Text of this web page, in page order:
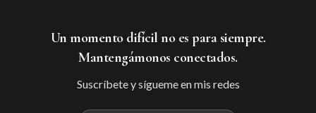
Un momento difícil no es para siempre.
Mantengámonos conectados.
Suscríbete y sígueme en mis redes